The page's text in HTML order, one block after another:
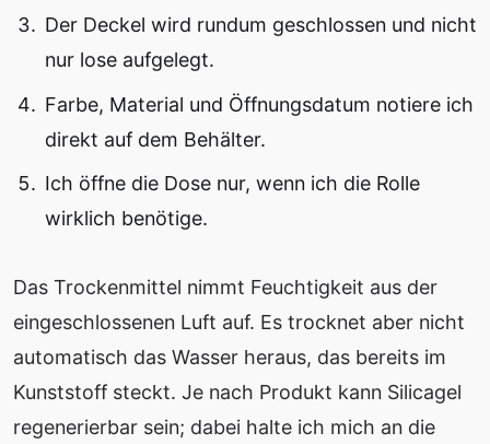
Der Deckel wird rundum geschlossen und nicht
nur lose aufgelegt.
Farbe, Material und Öffnungsdatum notiere ich
direkt auf dem Behälter.
Ich öffne die Dose nur, wenn ich die Rolle
wirklich benötige.
Das Trockenmittel nimmt Feuchtigkeit aus der
eingeschlossenen Luft auf. Es trocknet aber nicht
automatisch das Wasser heraus, das bereits im
Kunststoff steckt. Je nach Produkt kann Silicagel
regenerierbar sein; dabei halte ich mich an die